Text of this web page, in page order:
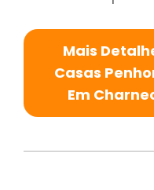
Mais
Casas
Em